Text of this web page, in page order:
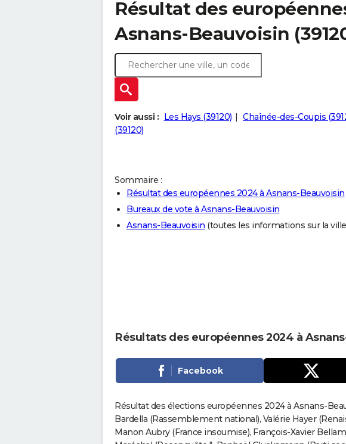
Résultat des
Asnans-Beauvoisin
Voir aussi : Les Hays (39120) Chaînée-des-Coupis
(39120)
Sommaire :
Résultat des européennes 2024 à Asnans-Beauvoisin
Bureaux de vote à Asnans-Beauvoisin
Asnans-Beauvoisin (toutes les informations sur la
Résultats des européennes 2024 à
Facebook
Résultat des élections européennes 2024 à Asnans-
Bardella (Rassemblement national), Valérie Hayer
Manon Aubry (France insoumise), François-Xavier